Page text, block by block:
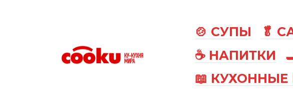
🍲 СУПЫ 🥬
☕ НАПИТКИ
📖